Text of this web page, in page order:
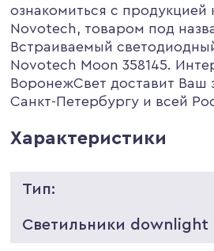
ознакомиться с продукцией
Novotech, товаром под
Встраиваемый
Novotech Moon 358145.
ВоронежСвет доставит Ваш
Санкт-Петербургу и всей
Характеристики
Тип:
Светильники downlight